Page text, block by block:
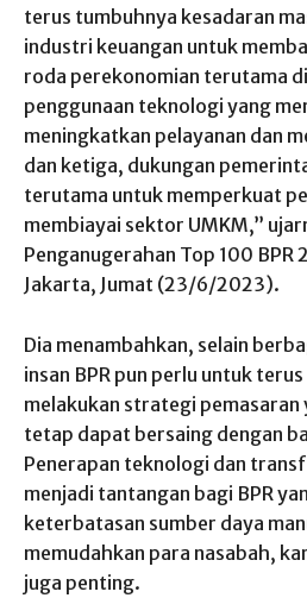
terus tumbuhnya kesadaran
industri keuangan untuk
roda perekonomian terutama
penggunaan teknologi yang
meningkatkan pelayanan dan
dan ketiga, dukungan
terutama untuk memperkuat
membiayai sektor UMKM,”
Penganugerahan Top 100 BPR
Jakarta, Jumat (23/6/2023).
Dia menambahkan, selain
insan BPR pun perlu untuk
melakukan strategi
tetap dapat bersaing dengan
Penerapan teknologi dan
menjadi tantangan bagi BPR
keterbatasan sumber daya
memudahkan para nasabah,
juga penting.